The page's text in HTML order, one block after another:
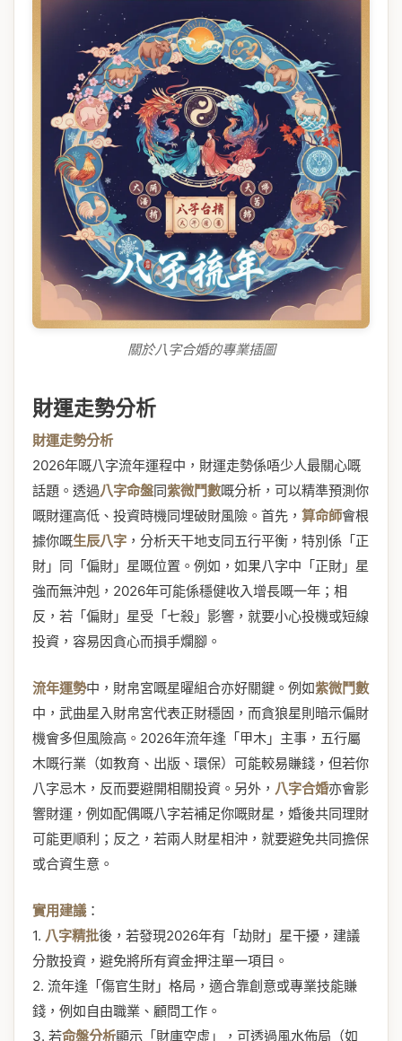
關於八字合婚的專業插圖
財運走勢分析
財運走勢分析
2026年嘅八字流年運程中，財運走勢係唔少人最關心嘅
話題。透過八字命盤同紫微鬥數嘅分析，可以精準預測你
嘅財運高低、投資時機同埋破財風險。首先， 算命師會根
據你嘅生辰八字 ，分析天干地支同五行平衡，特別係「正
財」同「偏財」星嘅位置。例如，如果八字中「正財」星
強而無沖剋，2026年可能係穩健收入增長嘅一年；相
反，若「偏財」星受「七殺」影響，就要小心投機或短線
投資，容易因貪心而損手爛腳。
流年運勢中，財帛宮嘅星曜組合亦好關鍵。例如紫微鬥數
中，武曲星入財帛宮代表正財穩固，而貪狼星則暗示偏財
機會多但風險高。2026年流年逢「甲木」主事，五行屬
木嘅行業（如教育、出版、環保）可能較易賺錢，但若你
八字忌木，反而要避開相關投資。另外， 八字合婚亦會影
響財運，例如配偶嘅八字若補足你嘅財星，婚後共同理財
可能更順利；反之，若兩人財星相沖，就要避免共同擔保
或合資生意。
實用建議：
1. 八字精批後，若發現2026年有「劫財」星干擾，建議
分散投資，避免將所有資金押注單一項目。
2. 流年逢「傷官生財」格局，適合靠創意或專業技能賺
錢，例如自由職業、顧問工作。
3. 若命盤分析顯示「財庫空虛」，可透過風水佈局（如